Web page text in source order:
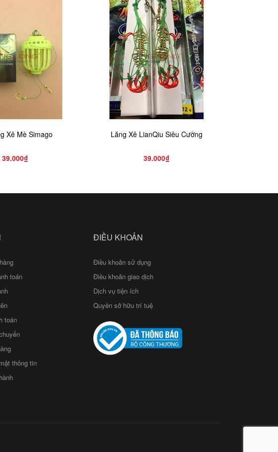
Xê Mè Simago
39.000₫
Lăng Xê LianQiu Siêu Cường
39.000₫
toán
toán
thông tin
ĐIỀU KHOẢN
Điều khoản sử dụng
Điều khoản giao dịch
Dịch vụ tiện ích
Quyền sở hữu trí tuệ